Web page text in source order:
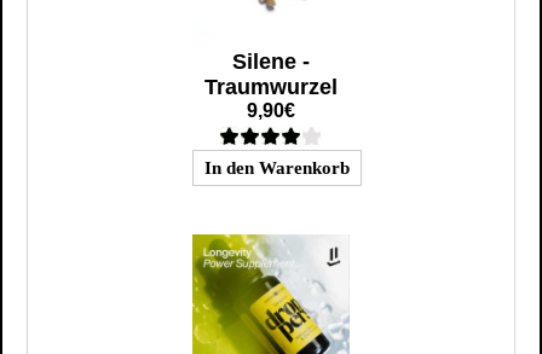
Silene -
Traumwurzel
9,90€